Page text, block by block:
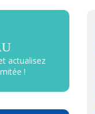
actualisez
!